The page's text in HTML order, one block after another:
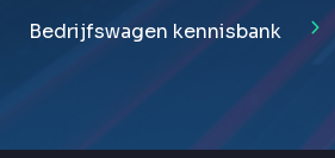
Bedrijfswagen kennisbank